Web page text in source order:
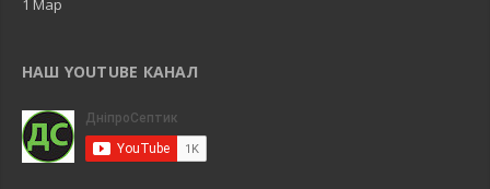
1 Map
НАШ YOUTUBE КАНАЛ